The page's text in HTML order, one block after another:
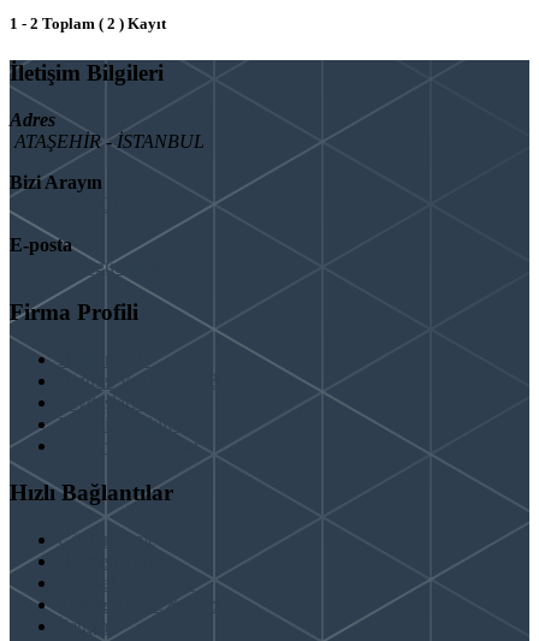
1 - 2 Toplam ( 2 ) Kayıt
İletişim Bilgileri
Adres
ATAŞEHİR - İSTANBUL
Bizi Arayın
E-posta
info@binaguclendir.com
Firma Profili
Hakkımızda
Hizmet Verdiğimiz Bölgeler
Paydaşlarımız
İş Birliği Teklifleri
Şartlar ve Koşullar
Hızlı Bağlantılar
Güçlendirme
Hizmetlerimiz
Test & Analiz & Rapor
İletişim